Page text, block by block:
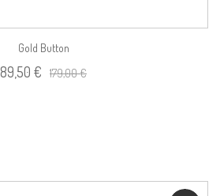
Gold Button
89,50 € 179,00 €